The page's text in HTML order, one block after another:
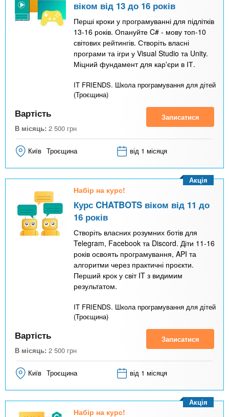
віком від 13 до 16 років
Перші кроки у програмуванні для підлітків
13-16 років. Опануйте C# - мову топ-10
світових рейтингів. Створіть власні
програми та ігри у Visual Studio та Unity.
Міцний фундамент для кар'єри в ІТ.
IT FRIENDS. Школа програмування для дітей
(Троєщина)
Вартість
В місяць: 2 500 грн
Записатися
Київ Троєщина від 1 місяця
Набір на курс!
Курс CHATBOTS віком від 11 до
16 років
Створіть власних розумних ботів для
Telegram, Facebook та Discord. Діти 11-16
років освоять програмування, API та
алгоритми через практичні проєкти.
Перший крок у світ IT з видимим
результатом.
IT FRIENDS. Школа програмування для дітей
(Троєщина)
Акція
Вартість
В місяць: 2 500 грн
Записатися
Київ Троєщина від 1 місяця
Набір на курс!
Акція